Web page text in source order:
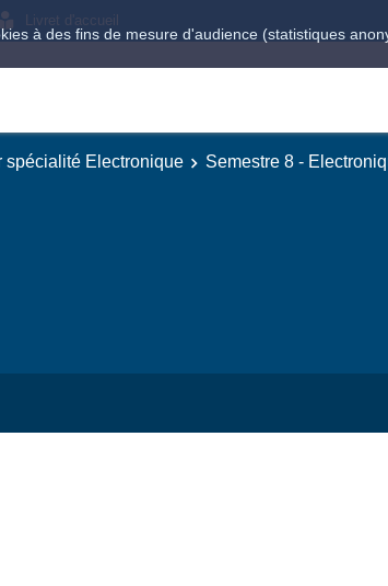
à des fins de mesure d'audience (statistiques
Livret d'accueil
spécialité Electronique Semestre 8 -